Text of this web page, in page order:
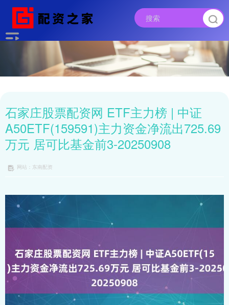
石家庄股票配资网 ETF主力榜 | 中证
A50ETF(159591)主力资金净流出725.69
万元 居可比基金前3-20250908
网站：东南配资